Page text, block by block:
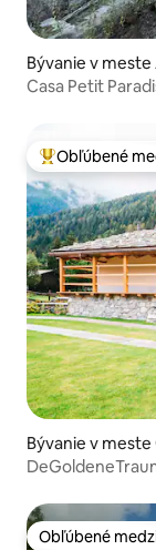
Bývanie v
Casa Petit
Obľúbené
Bývanie v
Obľúbené
Obľúbené